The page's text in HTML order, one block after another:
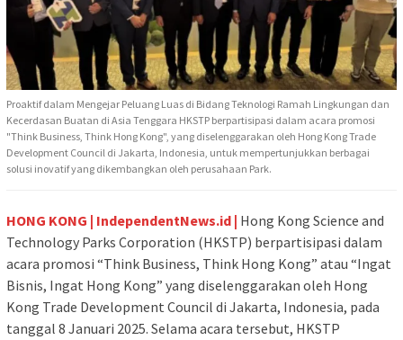
Proaktif dalam Mengejar Peluang Luas di Bidang Teknologi Ramah Lingkungan dan
Kecerdasan Buatan di Asia Tenggara HKSTP berpartisipasi dalam acara promosi
"Think Business, Think Hong Kong", yang diselenggarakan oleh Hong Kong Trade
Development Council di Jakarta, Indonesia, untuk mempertunjukkan berbagai
solusi inovatif yang dikembangkan oleh perusahaan Park.
HONG KONG | IndependentNews.id | Hong Kong Science and
Technology Parks Corporation (HKSTP) berpartisipasi dalam
acara promosi “Think Business, Think Hong Kong” atau “Ingat
Bisnis, Ingat Hong Kong” yang diselenggarakan oleh Hong
Kong Trade Development Council di Jakarta, Indonesia, pada
tanggal 8 Januari 2025. Selama acara tersebut, HKSTP